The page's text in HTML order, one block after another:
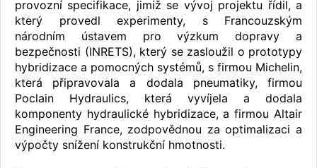
provozní specifikace, jimiž se vývoj projektu řídil, a
který provedl experimenty, s Francouzským
národním ústavem pro výzkum dopravy a
bezpečnosti (INRETS), který se zasloužil o prototypy
hybridizace a pomocných systémů, s firmou Michelin,
která připravovala a dodala pneumatiky, firmou
Poclain Hydraulics, která vyvíjela a dodala
komponenty hydraulické hybridizace, a firmou Altair
Engineering France, zodpovědnou za optimalizaci a
výpočty snížení konstrukční hmotnosti.